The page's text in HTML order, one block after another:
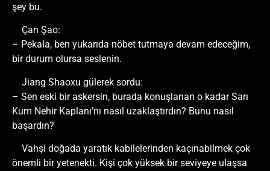
şey bu.
Çan Şao:
– Pekala, ben yukarıda nöbet tutmaya devam edeceğim,
bir durum olursa seslenin.
Jiang Shaoxu gülerek sordu:
– Sen eski bir askersin, burada konuşlanan o kadar Sarı
Kum Nehir Kaplanı’nı nasıl uzaklaştırdın? Bunu nasıl
başardın?
Vahşi doğada yaratık kabilelerinden kaçınabilmek çok
önemli bir yetenekti. Kişi çok yüksek bir seviyeye ulaşsa